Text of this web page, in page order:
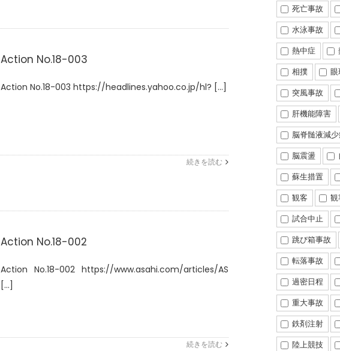
Action No.18-003
Action No.18-003 https://headlines.yahoo.co.jp/hl? [...]
続きを読む
Action No.18-002
Action No.18-002 https://www.asahi.com/articles/AS
[...]
続きを読む
死亡事故
水泳事故
熱中症
相撲
突風事故
肝機能障害
脳脊髄液減
脳震盪
蘇生措置
観客
試合中止
跳び箱事故
転落事故
過密日程
重大事故
鉄剤注射
陸上競技